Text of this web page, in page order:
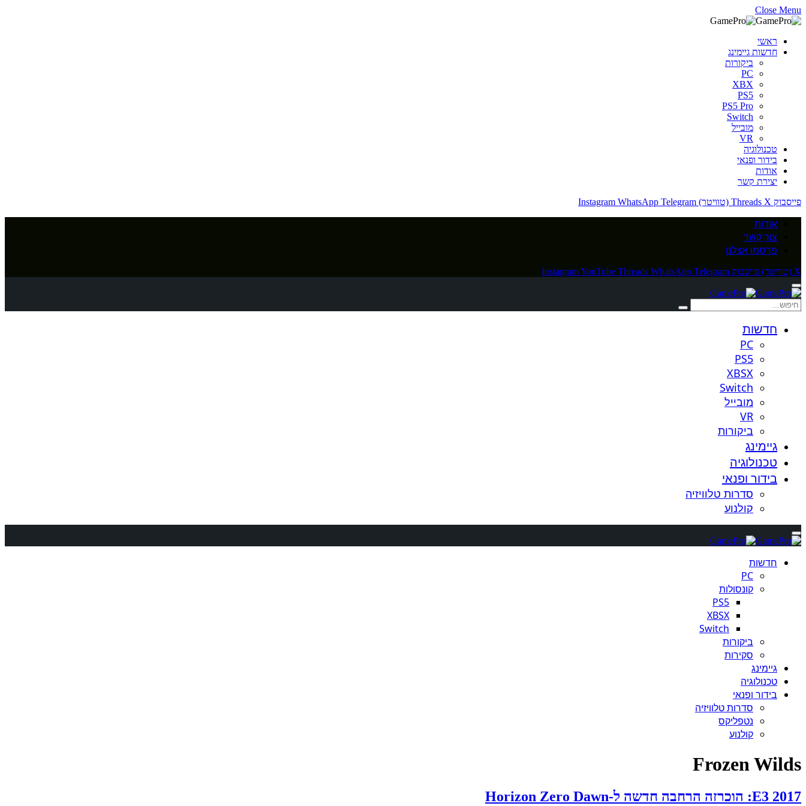
Close Menu
ראשי
חדשות גיימינג
ביקורות
PC
XBX
PS5
PS5 Pro
Switch
מובייל
VR
טכנולוגיה
בידור ופנאי
אודות
יצירת קשר
פייסבוק
Threads X (טוויטר) Instagram WhatsApp Telegram
אודות
צור קשר
פרסמו אצלנו
X (טוויטר) פייסבוק InstagramYouTube Threads WhatsApp Telegram
חדשות
PC
PS5
XBSX
Switch
מובייל
VR
ביקורות
גיימינג
טכנולוגיה
בידור ופנאי
סדרות טלוויזיה
קולנוע
חדשות
PC
קונסולות
PS5
XBSX
Switch
ביקורות
סקירות
גיימינג
טכנולוגיה
בידור ופנאי
סדרות טלוויזיה
נטפליקס
קולנוע
Frozen Wilds
E3 2017: הוכרזה הרחבה חדשה ל-Horizon Zero Dawn